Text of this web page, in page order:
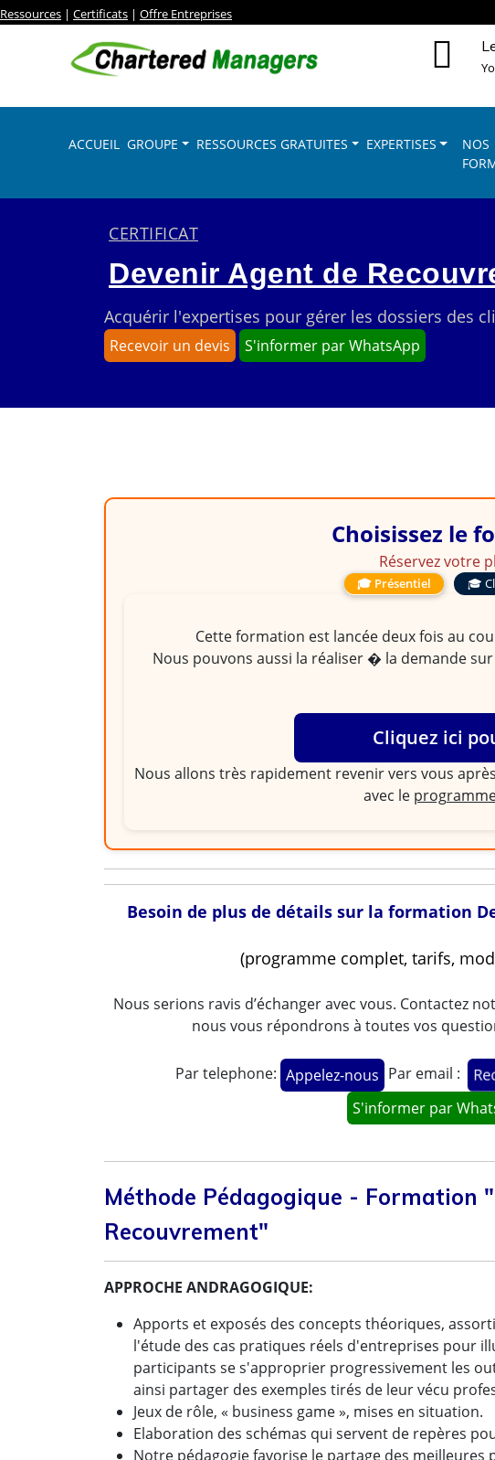
Ressources | Certificats | Offre Entreprises
ACCUEIL GROUPE RESSOURCES GRATUITES EXPERTISES
NOS
CERTIFICAT
Devenir Agent de
Acquérir l'expertises pour gérer les dossiers des
Recevoir un devis S'informer par WhatsApp
Choisissez le
Réservez votre
🎓 Présentiel 🎓
Cette formation est lancée deux fois au
Nous pouvons aussi la réaliser � la demande
Cliquez ici
Nous allons très rapidement revenir vers vous
avec le
Besoin de plus de détails sur la formation
(programme complet, tarifs,
Nous serions ravis d’échanger avec vous. Contactez
nous vous répondrons à toutes vos
Par telephone: Appelez-nous Par email :
S'informer par
Méthode Pédagogique - Formation
Recouvrement"
APPROCHE ANDRAGOGIQUE:
Apports et exposés des concepts théoriques,
l'étude des cas pratiques réels d'entreprises pour
participants se s'approprier progressivement les
ainsi partager des exemples tirés de leur vécu
Jeux de rôle, « business game », mises en situation.
Elaboration des schémas qui servent de repères
Notre pédagogie favorise le partage des meilleures